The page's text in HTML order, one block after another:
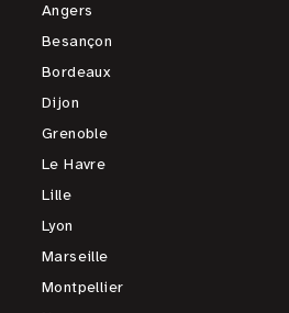
Angers
Besançon
Bordeaux
Dijon
Grenoble
Le Havre
Lille
Lyon
Marseille
Montpellier